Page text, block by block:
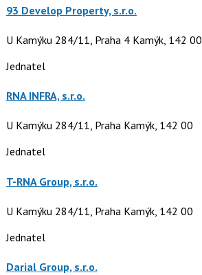
93 Develop Property, s.r.o.
U Kamýku 284/11, Praha 4 Kamýk, 142 00
Jednatel
RNA INFRA, s.r.o.
U Kamýku 284/11, Praha Kamýk, 142 00
Jednatel
T-RNA Group, s.r.o.
U Kamýku 284/11, Praha Kamýk, 142 00
Jednatel
Darial Group, s.r.o.